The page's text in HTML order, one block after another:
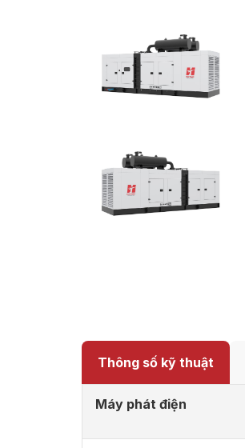
Thông số kỹ thuật
Máy phát điện